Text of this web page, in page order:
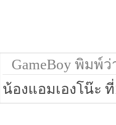
GameBoy พิมพ์ว่
น้องแอมเองโน๊ะ